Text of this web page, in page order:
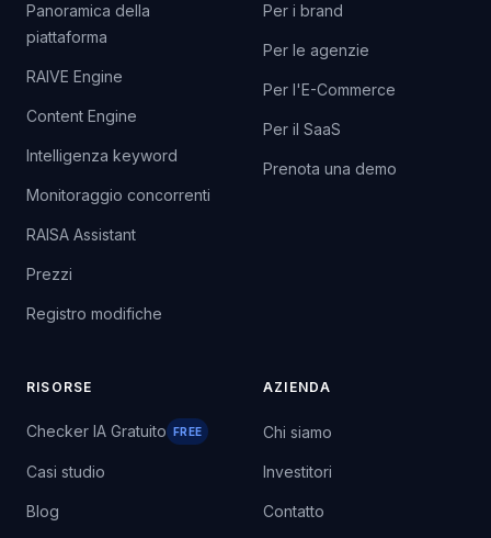
Panoramica della
piattaforma
RAIVE Engine
Content Engine
Intelligenza keyword
Monitoraggio concorrenti
RAISA Assistant
Prezzi
Registro modifiche
Per i brand
Per le agenzie
Per l'E-Commerce
Per il SaaS
Prenota una demo
RISORSE
Checker IA Gratuito FREE
Casi studio
Blog
AZIENDA
Chi siamo
Investitori
Contatto